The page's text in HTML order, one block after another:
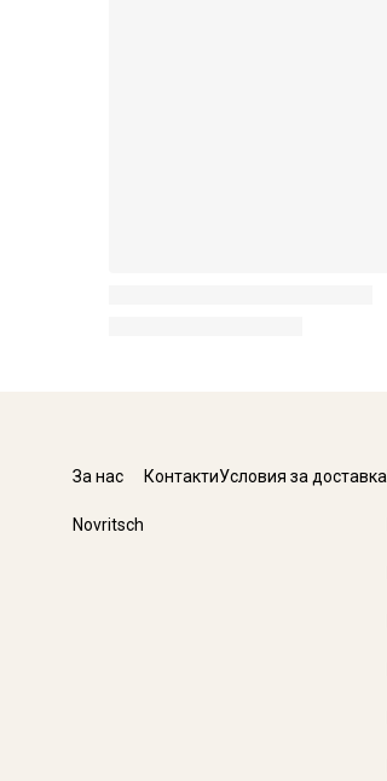
За нас
Novritsch
КонтактиУсловия за доставка